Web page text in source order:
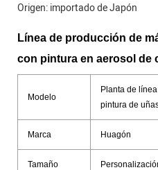
Origen: importado de Japón
Línea de producción de
con pintura en aerosol de
Modelo
Planta de
pintura de
Marca Huagón
Tamaño